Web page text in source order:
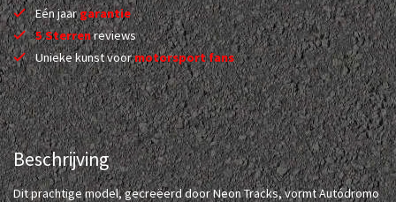
Eén jaargarantie
5 Sterrenreviews
Unieke kunst voormotorsport fans
Beschrijving
Dit prachtige model, gecreëerd door Neon Tracks, vormt Autódromo